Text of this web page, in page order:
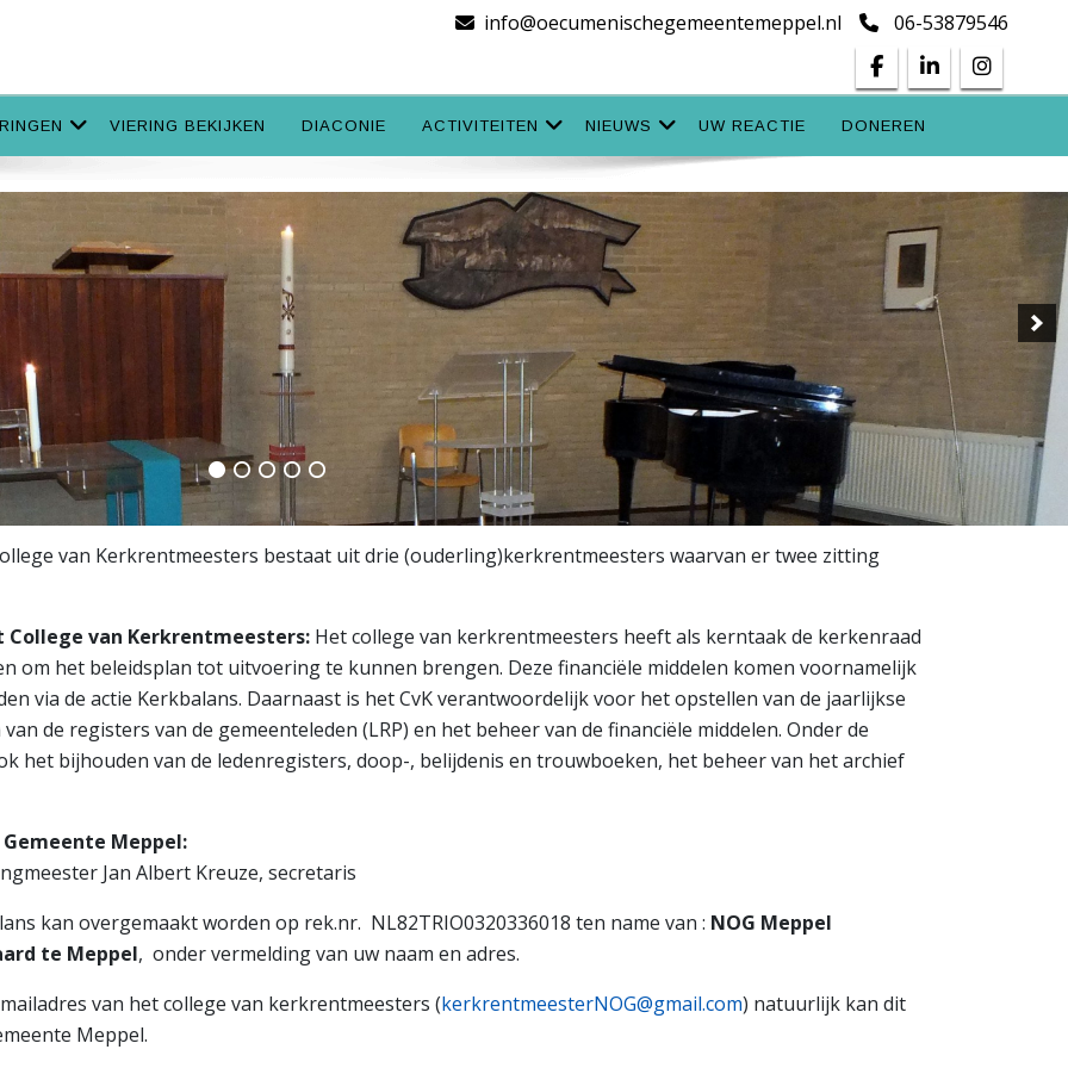
info@oecumenischegemeentemeppel.nl 06-53879546
VIERING BEKIJKEN DIACONIE ACTIVITEITEN NIEUWS UW REACTIE DONEREN
van Kerkrentmeesters bestaat uit drie (ouderling)kerkrentmeesters waarvan er twee zitting
van Kerkrentmeesters: Het college van kerkrentmeesters heeft als kerntaak de kerkenraad
om het beleidsplan tot uitvoering te kunnen brengen. Deze financiële middelen komen voornamelijk
via de actie Kerkbalans. Daarnaast is het CvK verantwoordelijk voor het opstellen van de jaarlijkse
de registers van de gemeenteleden (LRP) en het beheer van de financiële middelen. Onder de
het bijhouden van de ledenregisters, doop-, belijdenis en trouwboeken, het beheer van het archief
Meppel:
Jan Albert Kreuze, secretaris
kan overgemaakt worden op rek.nr. NL82TRIO0320336018 ten name van : NOG Meppel
te Meppel, onder vermelding van uw naam en adres.
van het college van kerkrentmeesters (kerkrentmeesterNOG@gmail.com) natuurlijk kan dit
Meppel.